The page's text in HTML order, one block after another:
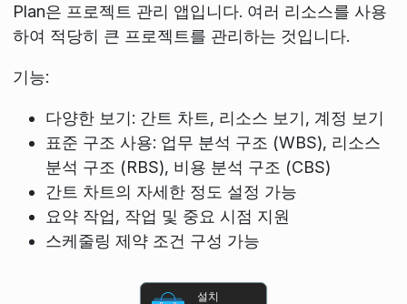
Plan은 프로젝트 관리 앱입니다. 여러 리소스를 사용
하여 적당히 큰 프로젝트를 관리하는 것입니다.
기능:
다양한 보기: 간트 차트, 리소스 보기, 계정 보기
표준 구조 사용: 업무 분석 구조 (WBS), 리소스
분석 구조 (RBS), 비용 분석 구조 (CBS)
간트 차트의 자세한 정도 설정 가능
요약 작업, 작업 및 중요 시점 지원
스케줄링 제약 조건 구성 가능
설치